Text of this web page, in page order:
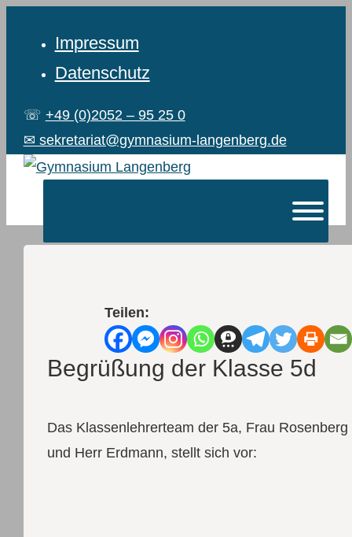
Impressum
Datenschutz
☏ +49 (0)2052 – 95 25 0
✉ sekretariat@gymnasium-langenberg.de
Teilen:
Begrüßung der Klasse 5d
Das Klassenlehrerteam der 5a, Frau Rosenberg
und Herr Erdmann, stellt sich vor: